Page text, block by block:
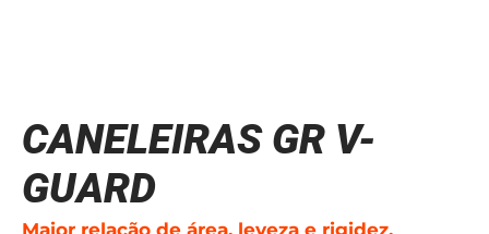
CANELEIRAS GR V-
GUARD
Maior relação de área, leveza e rigidez.